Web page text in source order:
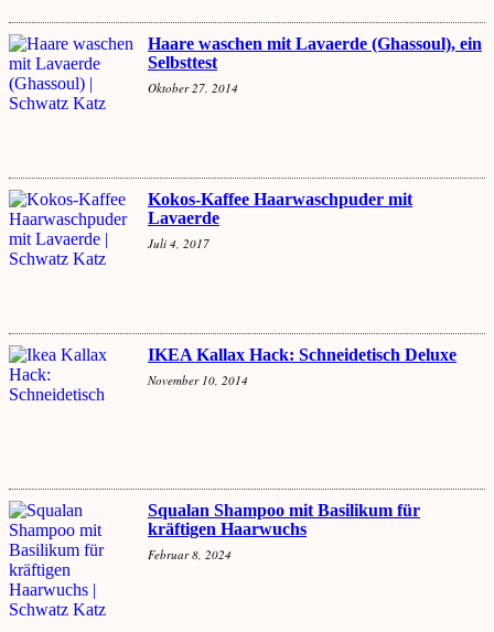
Haare waschen mit Lavaerde (Ghassoul), ein
Selbsttest
Oktober 27, 2014
Kokos-Kaffee Haarwaschpuder mit
Lavaerde
Juli 4, 2017
IKEA Kallax Hack: Schneidetisch Deluxe
November 10, 2014
Squalan Shampoo mit Basilikum für
kräftigen Haarwuchs
Februar 8, 2024